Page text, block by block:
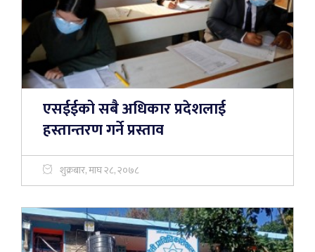
एसईईको सबै अधिकार प्रदेशलाई
हस्तान्तरण गर्ने प्रस्ताव
शुक्रबार, माघ २८, २०७८